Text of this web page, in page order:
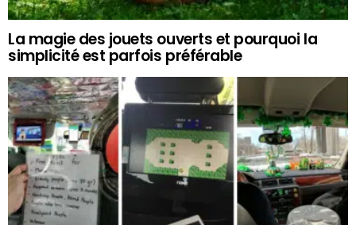
La magie des jouets ouverts et pourquoi la
simplicité est parfois préférable